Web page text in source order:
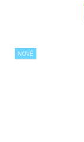
NOVÉ